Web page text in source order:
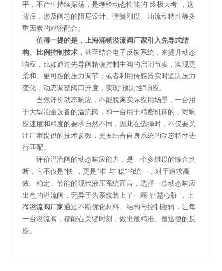
平，不产生持续振荡，是考验动态性能的“终极大考”，这
背后，涉及阀芯的阻尼设计、弹簧刚度、油流动特性等多
重因素的精密配合。
值得一提的是，上海涌镇溢流阀厂家引入先导式结
构、比例控制技术， 甚至结合电子反馈系统，来提升动态
响应，比如通过先导阀精确控制主阀的启闭节奏，实现更
柔和、更可控的压力调节；或者利用传感器实时监测压力
变化，动态调整阀口开度，实现“预测性”响应。
当然评价动态响应，不能脱离实际应用场景，一台用
于大型冶金设备的溢流阀，和一台用于精密机床的，对响
应速度和精度的要求自然不同，因此在选择时，不仅要关
注厂家提供的技术参数，更要结合自身系统的动态特性进
行匹配。
评价溢流阀的动态响应能力，是一个多维度的综合判
断，它不仅是“快”，更是“准”与“稳”的统一，对于追求高
效、稳定、节能的现代液压系统而言，选择一款动态响应
出色的溢流阀，无异于为系统装上了一颗“智慧心脏”，上
海溢流阀厂家通过不断优化材料、结构与控制逻辑，让每
一台溢流阀，都能在关键时刻，做出最精准、最迅捷的反
应。